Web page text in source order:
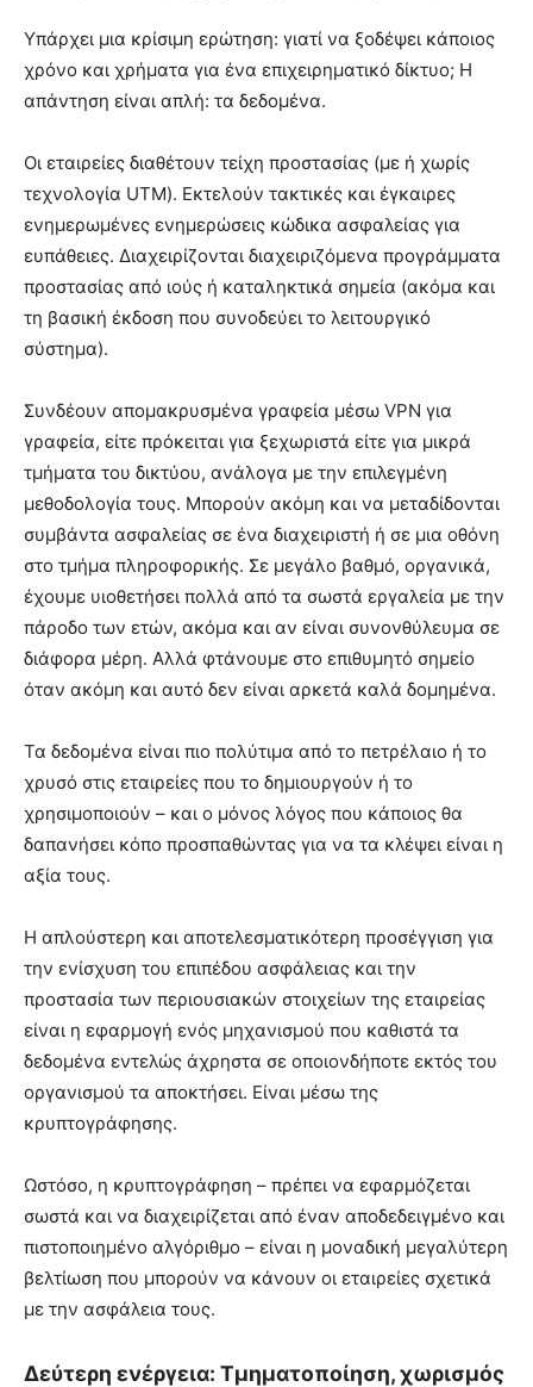
Υπάρχει μια κρίσιμη ερώτηση: γιατί να ξοδέψει κάποιος
χρόνο και χρήματα για ένα επιχειρηματικό δίκτυο; Η
απάντηση είναι απλή: τα δεδομένα.
Οι εταιρείες διαθέτουν τείχη προστασίας (με ή χωρίς
τεχνολογία UTM). Εκτελούν τακτικές και έγκαιρες
ενημερωμένες ενημερώσεις κώδικα ασφαλείας για
ευπάθειες. Διαχειρίζονται διαχειριζόμενα προγράμματα
προστασίας από ιούς ή καταληκτικά σημεία (ακόμα και
τη βασική έκδοση που συνοδεύει το λειτουργικό
σύστημα).
Συνδέουν απομακρυσμένα γραφεία μέσω VPN για
γραφεία, είτε πρόκειται για ξεχωριστά είτε για μικρά
τμήματα του δικτύου, ανάλογα με την επιλεγμένη
μεθοδολογία τους. Μπορούν ακόμη και να μεταδίδονται
συμβάντα ασφαλείας σε ένα διαχειριστή ή σε μια οθόνη
στο τμήμα πληροφορικής. Σε μεγάλο βαθμό, οργανικά,
έχουμε υιοθετήσει πολλά από τα σωστά εργαλεία με την
πάροδο των ετών, ακόμα και αν είναι συνονθύλευμα σε
διάφορα μέρη. Αλλά φτάνουμε στο επιθυμητό σημείο
όταν ακόμη και αυτό δεν είναι αρκετά καλά δομημένα.
Τα δεδομένα είναι πιο πολύτιμα από το πετρέλαιο ή το
χρυσό στις εταιρείες που το δημιουργούν ή το
χρησιμοποιούν – και ο μόνος λόγος που κάποιος θα
δαπανήσει κόπο προσπαθώντας για να τα κλέψει είναι η
αξία τους.
Η απλούστερη και αποτελεσματικότερη προσέγγιση για
την ενίσχυση του επιπέδου ασφάλειας και την
προστασία των περιουσιακών στοιχείων της εταιρείας
είναι η εφαρμογή ενός μηχανισμού που καθιστά τα
δεδομένα εντελώς άχρηστα σε οποιονδήποτε εκτός του
οργανισμού τα αποκτήσει. Είναι μέσω της
κρυπτογράφησης.
Ωστόσο, η κρυπτογράφηση – πρέπει να εφαρμόζεται
σωστά και να διαχειρίζεται από έναν αποδεδειγμένο και
πιστοποιημένο αλγόριθμο – είναι η μοναδική μεγαλύτερη
βελτίωση που μπορούν να κάνουν οι εταιρείες σχετικά
με την ασφάλεια τους.
Δεύτερη ενέργεια: Τμηματοποίηση, χωρισμός